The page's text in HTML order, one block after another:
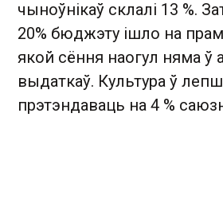
чыноўнікаў склалі 13 %.
20% бюджэту ішло на
якой сёння наогул няма ў
выдаткаў. Культура ў
прэтэндаваць на 4 %